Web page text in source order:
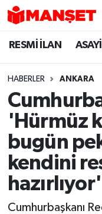
RESMİ İLAN
HABERLER ANKARA
'Hürmüz
bugün
kendini
hazırlıyor'
Cumhurbaşkanı
Hava Durumu
Trafik Durumu
Süper Lig
Tüm Manşetler
Son Dakika
Haber Arşivi